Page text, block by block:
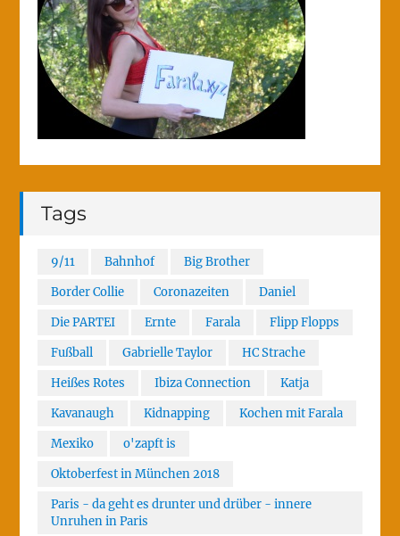
Tags
9/11 Bahnhof
Big Brother
Border Collie
Coronazeiten
Daniel
Die PARTEI
Ernte Farala
Flipp Flopps
Fußball
Gabrielle Taylor
HC Strache
Heißes Rotes
Ibiza Connection
Katja
Kavanaugh
Kidnapping
Kochen mit Farala
Mexiko
o'zapft is
Oktoberfest in München 2018
Paris - da geht es drunter und drüber - innere
Unruhen in Paris